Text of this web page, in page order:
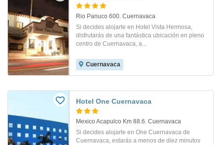
Rio Panuco 600. Cuernavaca
Si decides alojarte en Hotel Vista Hermosa,
disfrutarás de una fantástica ubicación en pleno
centro de Cuernavaca, a...
Cuernavaca
Hotel One Cuernavaca
Mexico Acapulco Km 88.6. Cuernavaca
Si decides alojarte en One Cuernavaca de
Cuernavaca, estarás a menos de diez minutos